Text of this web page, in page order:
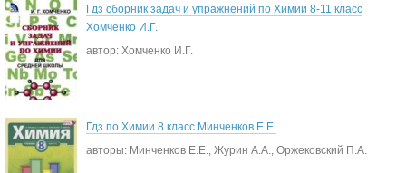
Гдз сборник задач и упражнений по Химии 8-11 класс
Хомченко И.Г.
автор: Хомченко И.Г.
Гдз по Химии 8 класс Минченков Е.Е.
авторы: Минченков Е.Е., Журин А.А., Оржековский П.А.